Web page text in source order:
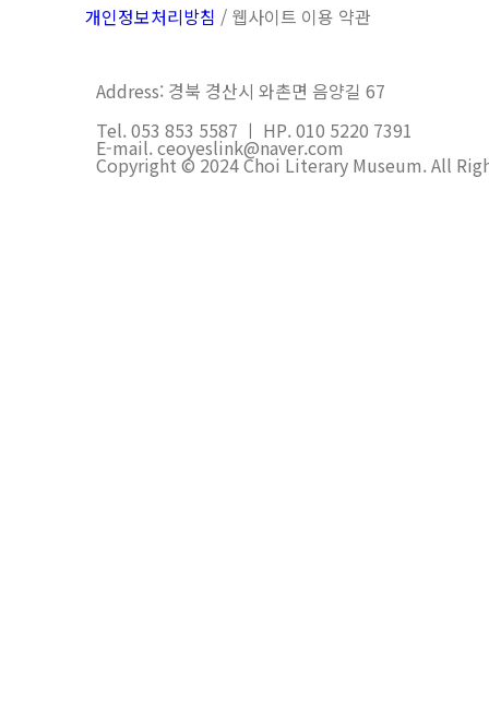
개인정보처리방침 / 웹사이트 이용 약관
Address: 경북 경산시 와촌면 음양길 67
Tel. 053 853 5587 ㅣ HP. 010 5220 7391
E-mail. ceoyeslink@naver.com
Copyright © 2024 Choi Literary Museum. All